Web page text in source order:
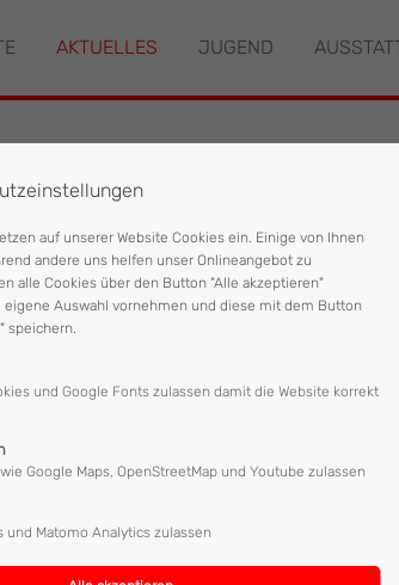
Der Eintrag "offcanvas-col3"
AKTUELLES JUGEND
Mattighofen zur Unterstützung der
dem ersten Stock eines Hauses gerettet
Notarzt wurde der Patient vorsichtig
Dauer von 45 Minuten im Einsatz.
auf unserer Website Cookies ein. Einige von Ihnen
andere uns helfen unser Onlineangebot zu
alle Cookies über den Button "Alle akzeptieren"
Auswahl vornehmen und diese mit dem Button
speichern.
und Google Fonts zulassen damit die Website korrekt
Google Maps, OpenStreetMap und Youtube zulassen
und Matomo Analytics zulassen